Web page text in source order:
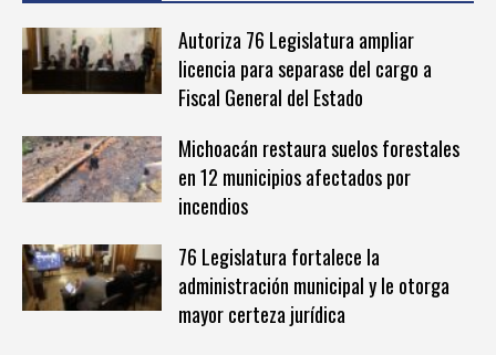
Autoriza 76 Legislatura ampliar
licencia para separase del cargo a
Fiscal General del Estado
Michoacán restaura suelos forestales
en 12 municipios afectados por
incendios
76 Legislatura fortalece la
administración municipal y le otorga
mayor certeza jurídica